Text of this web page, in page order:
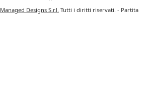
Managed Designs S.r.l. Tutti i diritti riservati. - Partita